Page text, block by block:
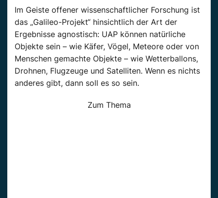
Im Geiste offener wissenschaftlicher Forschung ist
das „Galileo-Projekt“ hinsichtlich der Art der
Ergebnisse agnostisch: UAP können natürliche
Objekte sein – wie Käfer, Vögel, Meteore oder von
Menschen gemachte Objekte – wie Wetterballons,
Drohnen, Flugzeuge und Satelliten. Wenn es nichts
anderes gibt, dann soll es so sein.
Zum Thema